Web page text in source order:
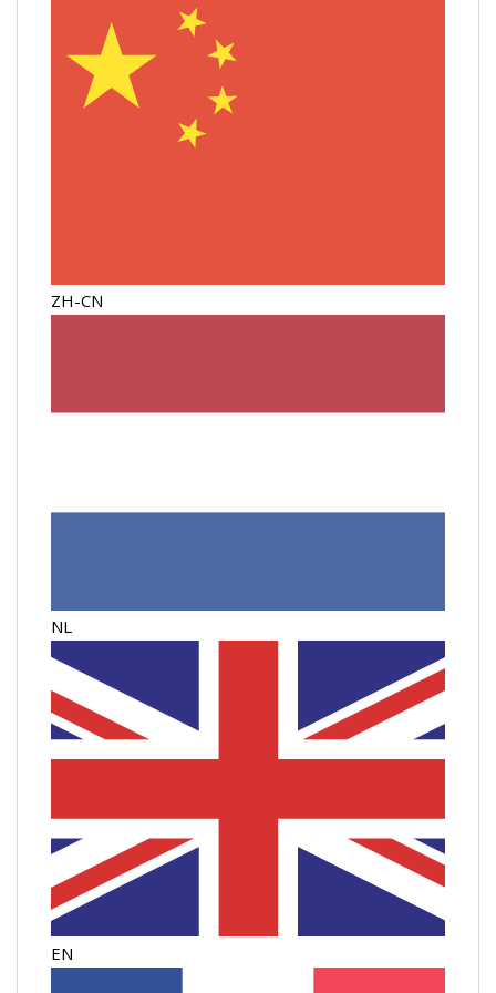
ZH-CN
NL
EN